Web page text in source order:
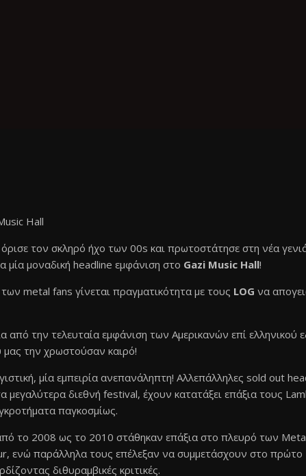
Hall
τον σκληρό ήχο των 00s και πρωτοστάτησε στη νέα
μία μοναδική headline εμφάνιση στο Gazi Music Hall!
metal fans γίνεται πραγματικότητα με τους LOG να
από την τελευταία εμφάνιση των Αμερικανών επί ελληνικού
μας την χρωστούσαν καιρό!
μία εμπειρία ανεπανάληπτη! Αλλεπάλληλες sold out
μεγαλύτερα διεθνή festival, έχουν κατατάξει επάξια τους
παγκοσμίως.
το 2008 ως το 2010 στάθηκαν επάξια στο πλευρό των
ενώ παράλληλα τους επέλεξαν να συμμετάσχουν στο πρώτο
διθυραμβικές κριτικές.